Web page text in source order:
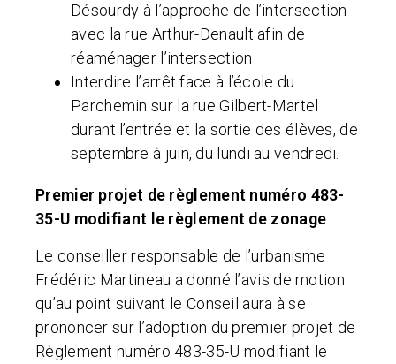
Désourdy à l’approche de l’intersection
avec la rue Arthur-Denault afin de
réaménager l’intersection
Interdire l’arrêt face à l’école du
Parchemin sur la rue Gilbert-Martel
durant l’entrée et la sortie des élèves, de
septembre à juin, du lundi au vendredi.
Premier projet de règlement numéro 483-
35-U modifiant le règlement de zonage
Le conseiller responsable de l’urbanisme
Frédéric Martineau a donné l’avis de motion
qu’au point suivant le Conseil aura à se
prononcer sur l’adoption du premier projet de
Règlement numéro 483-35-U modifiant le